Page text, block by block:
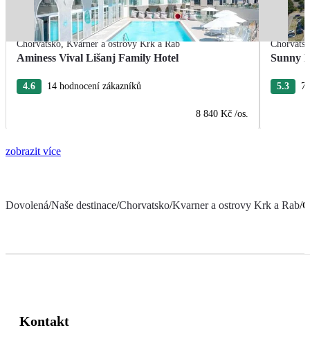
Chorvatsko,Kvarner a ostrovy Krk a Rab
Aminess Vival Lišanj Family Hotel
4.6 14 hodnocení zákazníků
8 840 Kč /os.
Sunny
5.3
zobrazit více
Dovolená/Naše destinace/Chorvatsko/Kvarner a ostrovy Krk a Rab/
Kontakt